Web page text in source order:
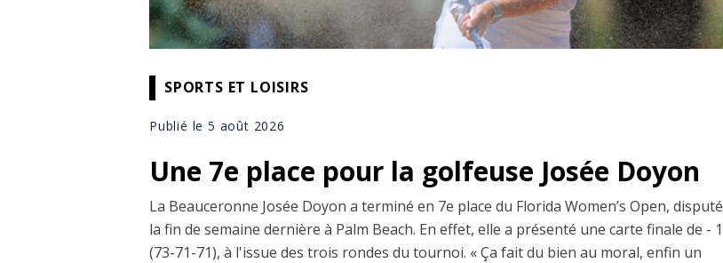
SPORTS ET LOISIRS
Publié le 5 août 2026
Une 7e place pour la golfeuse Josée Doyon
La Beauceronne Josée Doyon a terminé en 7e place du Florida Women’s Open, disputé
la fin de semaine dernière à Palm Beach. En effet, elle a présenté une carte finale de - 1
(73-71-71), à l'issue des trois rondes du tournoi. « Ça fait du bien au moral, enfin un